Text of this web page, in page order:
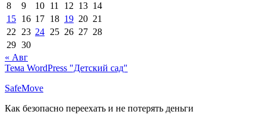
8
9 10 11 12 13 14
15 16 17 18 19 20 21
22 23 24 25 26 27 28
29 30
« Авг
Тема WordPress "Детский сад"
SafeMove
Как безопасно переехать и не потерять деньги